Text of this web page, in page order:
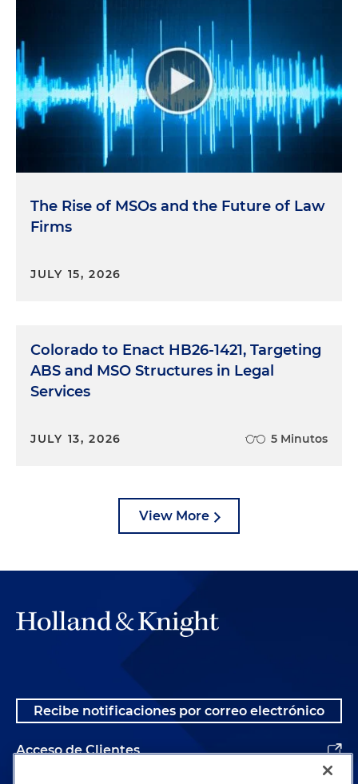
The Rise of MSOs and the Future of Law
Firms
JULY 15, 2026
Colorado to Enact HB26-1421, Targeting
ABS and MSO Structures in Legal
Services
JULY 13, 2026 5 Minutos
View More
Recibe notificaciones por correo electrónico
Acceso de Clientes